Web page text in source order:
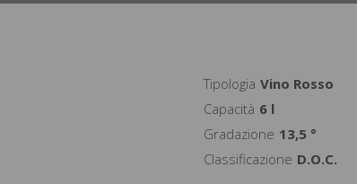
Tipologia Vino Rosso
Capacità 6 l
Gradazione 13,5 °
Classificazione D.O.C.